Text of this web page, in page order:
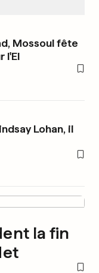
Mossoul fête
l'EI
Lohan, il
la fin